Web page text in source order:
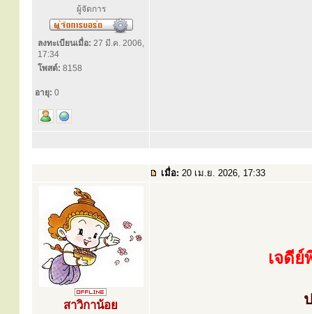
ผู้จัดการ
ลงทะเบียนเมื่อ: 27 มี.ค. 2006,
17:34
โพสต์: 8158
อายุ: 0
เมื่อ: 20 เม.ย. 2026, 17:33
สาวิกาน้อย
เจดี